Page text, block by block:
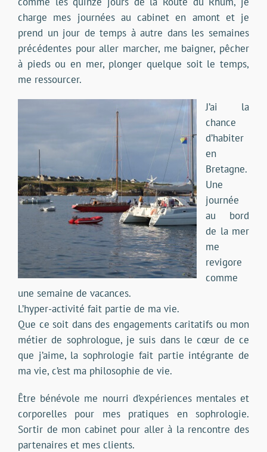
charge mes journées au cabinet en amont et je
prend un jour de temps à autre dans les semaines
précédentes pour aller marcher, me baigner, pêcher
à pieds ou en mer, plonger quelque soit le temps,
me ressourcer.
J’ai la
chance
d’habiter
en
Bretagne.
Une
journée
au bord
de la mer
me
revigore
comme
une semaine de vacances.
L’hyper-activité fait partie de ma vie.
Que ce soit dans des engagements caritatifs ou mon
métier de sophrologue, je suis dans le cœur de ce
que j’aime, la sophrologie fait partie intégrante de
ma vie, c’est ma philosophie de vie.
Être bénévole me nourri d’expériences mentales et
corporelles pour mes pratiques en sophrologie.
Sortir de mon cabinet pour aller à la rencontre des
partenaires et mes clients.